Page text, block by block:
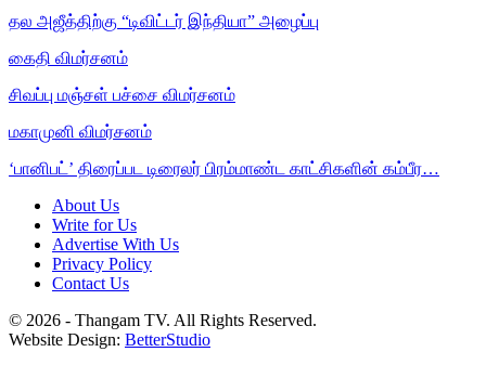
தல அஜீத்திற்கு “டிவிட்டர் இந்தியா” அழைப்பு
கைதி விமர்சனம்
சிவப்பு மஞ்சள் பச்சை விமர்சனம்
மகாமுனி விமர்சனம்
‘பானிபட்’ திரைப்பட டிரைலர் பிரம்மாண்ட காட்சிகளின் கம்பீர…
About Us
Write for Us
Advertise With Us
Privacy Policy
Contact Us
© 2026 - Thangam TV. All Rights Reserved.
Website Design: BetterStudio